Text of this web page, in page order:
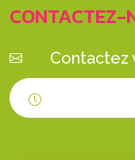
CONTACTEZ-
Contactez